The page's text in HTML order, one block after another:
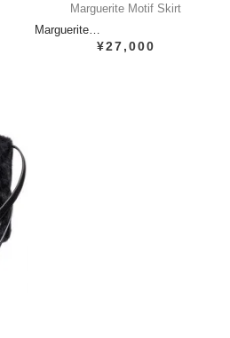
Marguerite Motif Skirt
Marguerite…
¥27,000